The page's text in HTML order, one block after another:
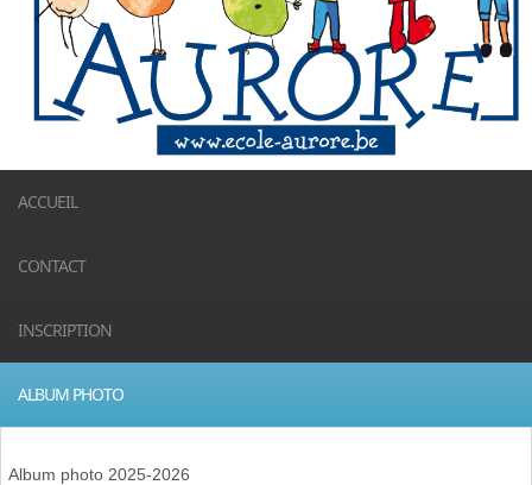
ACCUEIL
CONTACT
INSCRIPTION
ALBUM PHOTO
Album photo 2025-2026